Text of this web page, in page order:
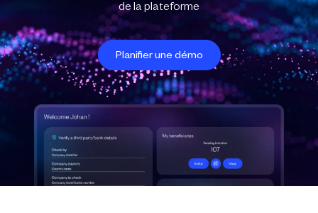
de la plateforme
Planifier une démo